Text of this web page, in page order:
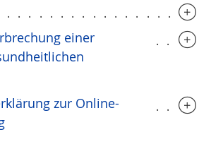
einer
zur Online-